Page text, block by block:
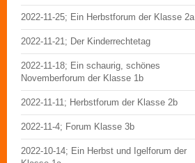
2022-11-25; Ein Herbstforum der Klasse 2a
2022-11-21; Der Kinderrechtetag
2022-11-18; Ein schaurig, schönes
Novemberforum der Klasse 1b
2022-11-11; Herbstforum der Klasse 2b
2022-11-4; Forum Klasse 3b
2022-10-14; Ein Herbst und Igelforum der